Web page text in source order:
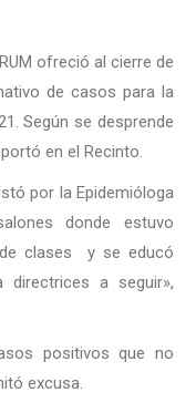
ofreció al cierre de
de casos para la
Según se desprende
en el Recinto.
por la Epidemióloga
donde estuvo
clases y se educó
a seguir»,
positivos que no
excusa.